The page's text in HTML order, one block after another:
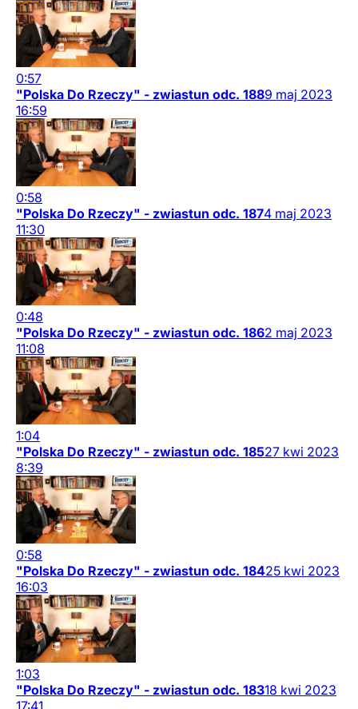
0:57
"Polska Do Rzeczy" - zwiastun odc. 1889 maj 2023
16:59
0:58
"Polska Do Rzeczy" - zwiastun odc. 1874 maj 2023
11:30
0:48
"Polska Do Rzeczy" - zwiastun odc. 1862 maj 2023
11:08
1:04
"Polska Do Rzeczy" - zwiastun odc. 18527 kwi 2023
8:39
0:58
"Polska Do Rzeczy" - zwiastun odc. 18425 kwi 2023
16:03
1:03
"Polska Do Rzeczy" - zwiastun odc. 18318 kwi 2023
17:41